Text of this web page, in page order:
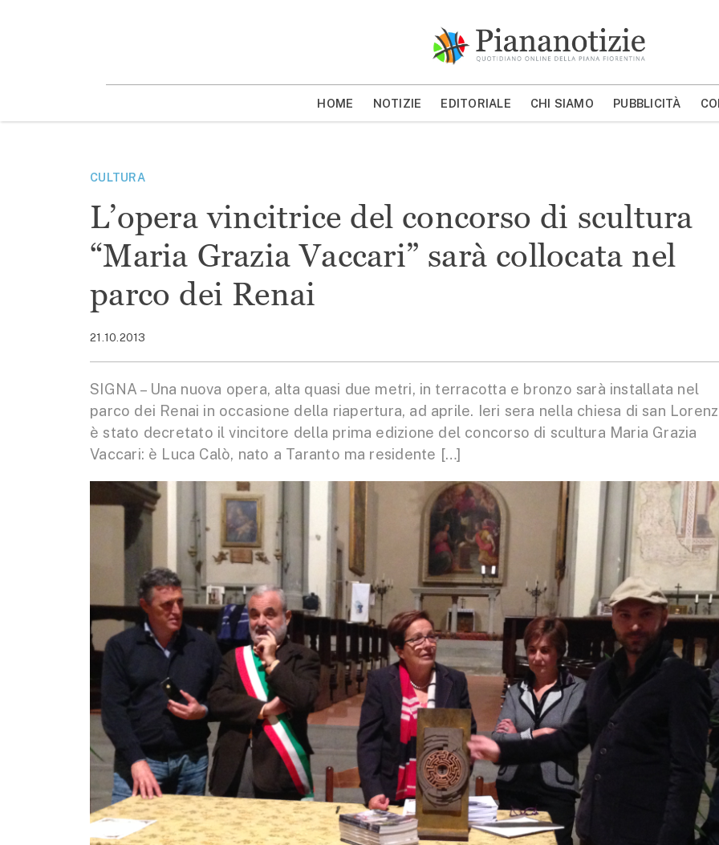
MOSTRA/NASCONDI CERCA
HOME NOTIZIE EDITORIALE CHI SIAMO PUBBLICITÀ
CULTURA
L’opera vincitrice del concorso di scultura
“Maria Grazia Vaccari” sarà collocata nel
parco dei Renai
21.10.2013
SIGNA – Una nuova opera, alta quasi due metri, in terracotta e bronzo sarà installata nel
parco dei Renai in occasione della riapertura, ad aprile. Ieri sera nella chiesa di san
è stato decretato il vincitore della prima edizione del concorso di scultura Maria Grazia
Vaccari: è Luca Calò, nato a Taranto ma residente […]